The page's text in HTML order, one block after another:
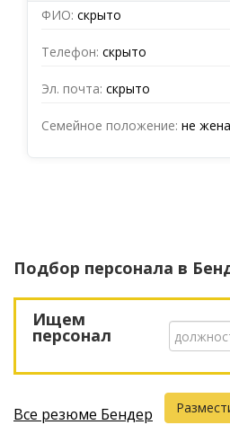
ФИО: скрыто
Телефон: скрыто
Эл. почта: скрыто
Семейное положение: не
Подбор персонала в
Ищем
персонал
Все резюме Бендер